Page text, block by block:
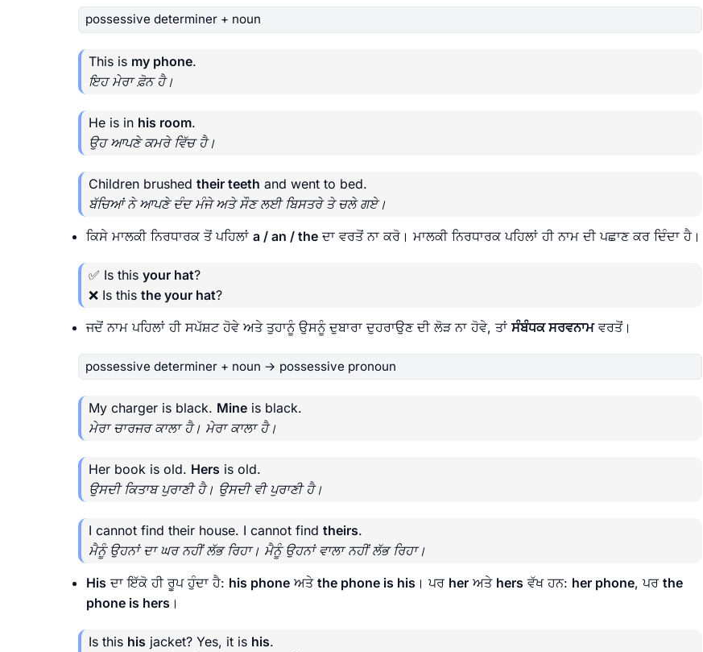
possessive determiner + noun
This is my phone.
ਇਹ ਮੇਰਾ ਫ਼ੋਨ ਹੈ।
He is in his room.
ਉਹ ਆਪਣੇ ਕਮਰੇ ਵਿੱਚ ਹੈ।
Children brushed their teeth and went to bed.
ਬੱਚਿਆਂ ਨੇ ਆਪਣੇ ਦੰਦ ਮੰਜੇ ਅਤੇ ਸੌਣ ਲਈ ਬਿਸਤਰੇ ਤੇ ਚਲੇ ਗਏ।
ਕਿਸੇ ਮਾਲਕੀ ਨਿਰਧਾਰਕ ਤੋਂ ਪਹਿਲਾਂ a / an / the ਦਾ ਵਰਤੋਂ ਨਾ ਕਰੋ। ਮਾਲਕੀ ਨਿਰਧਾਰਕ ਪਹਿਲਾਂ ਹੀ ਨਾਮ ਦੀ ਪਛਾਣ ਕਰ ਦਿੰਦਾ ਹੈ।
✅ Is this your hat?
❌ Is this the your hat?
ਜਦੋਂ ਨਾਮ ਪਹਿਲਾਂ ਹੀ ਸਪੱਸ਼ਟ ਹੋਵੇ ਅਤੇ ਤੁਹਾਨੂੰ ਉਸਨੂੰ ਦੁਬਾਰਾ ਦੁਹਰਾਉਣ ਦੀ ਲੋੜ ਨਾ ਹੋਵੇ, ਤਾਂਸੰਬੰਧਕ ਸਰਵਨਾਮਵਰਤੋਂ।
possessive determiner + noun → possessive pronoun
My charger is black. Mine is black.
ਮੇਰਾ ਚਾਰਜਰ ਕਾਲਾ ਹੈ। ਮੇਰਾ ਕਾਲਾ ਹੈ।
Her book is old. Hers is old.
ਉਸਦੀ ਕਿਤਾਬ ਪੁਰਾਣੀ ਹੈ। ਉਸਦੀ ਵੀ ਪੁਰਾਣੀ ਹੈ।
I cannot find their house. I cannot find theirs.
ਮੈਨੂੰ ਉਹਨਾਂ ਦਾ ਘਰ ਨਹੀਂ ਲੱਭ ਰਿਹਾ। ਮੈਨੂੰ ਉਹਨਾਂ ਵਾਲਾ ਨਹੀਂ ਲੱਭ ਰਿਹਾ।
His ਦਾ ਇੱਕੋ ਹੀ ਰੂਪ ਹੁੰਦਾ ਹੈ: his phone ਅਤੇ the phone is his । ਪਰ her ਅਤੇ hers ਵੱਖ ਹਨ: her phone, ਪਰ the
phone is hers ।
Is this his jacket? Yes, it is his.